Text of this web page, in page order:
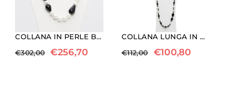
COLLANA IN PERLE BAROCCHE E GOCCE DI AGATA NERA
€302,00 €256,70
COLLANA LUNGA IN AGATA NERA E PERLE
€112,00 €100,80